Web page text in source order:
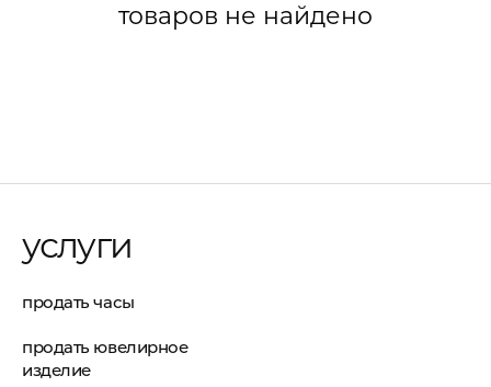
товаров не найдено
услуги
продать часы
продать ювелирное
изделие